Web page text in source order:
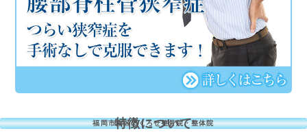
福岡市南区のくろせ整骨院・整体院
特徴について